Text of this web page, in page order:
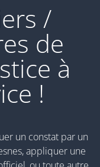
/
de
à
!
un constat par un
appliquer une